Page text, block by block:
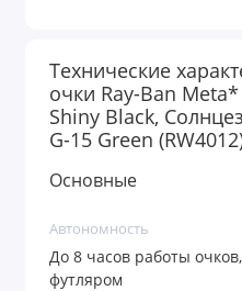
цвете Shiny Black
уважения
оснащены знаменитыми
линзами G-15 Green,
поглощают 85%
100% защиту от
Технические
очки Ray-Ban
Shiny Black,
G-15 Green
Основные
Автономность
До 8 часов работы
футляром